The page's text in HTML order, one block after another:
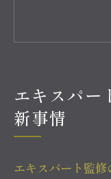
最新のヘ
美髪を
用術
ヘッドス
効果
エキスパー
新事情
エキスパート監